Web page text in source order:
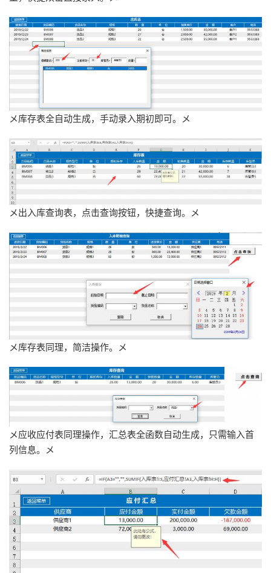
メ库存表全自动生成，手动录入期初即可。メ
メ出入库查询表，点击查询按钮，快捷查询。メ
メ库存表同理，简洁操作。メ
メ应收应付表同理操作，汇总表全函数自动生成，只需输入首
列信息。メ